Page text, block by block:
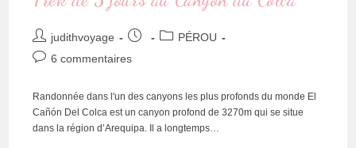
judithvoyage
PÉROU
6 commentaires
Randonnée dans l'un des canyons les plus profonds du monde El
Cañón Del Colca est un canyon profond de 3270m qui se situe
dans la région d’Arequipa. Il a longtemps…